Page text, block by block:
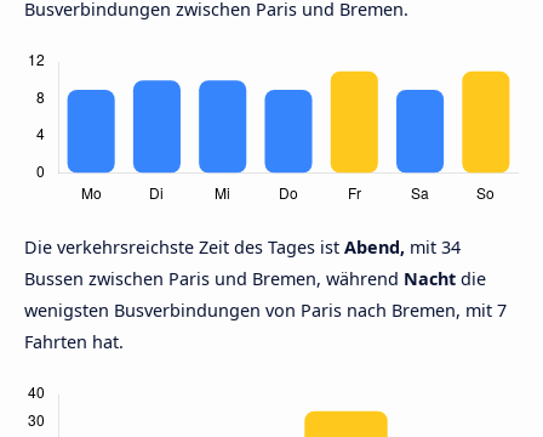
Busverbindungen zwischen Paris und Bremen.
Die verkehrsreichste Zeit des Tages ist Abend, mit 34
Bussen zwischen Paris und Bremen, während Nacht die
wenigsten Busverbindungen von Paris nach Bremen, mit 7
Fahrten hat.